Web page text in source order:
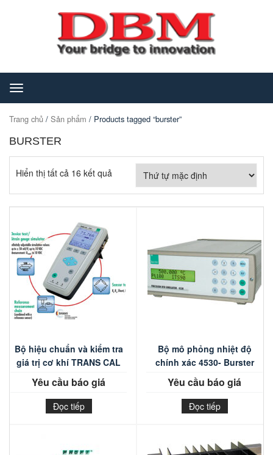
Toggle
navigation
Trang chủ / Sản phẩm / Products tagged “burster”
BURSTER
Hiển thị tất cả 16 kết quả
Bộ hiệu chuẩn và kiểm tra
giá trị cơ khí TRANS CAL
7281 – Burster
Yêu cầu báo giá
Đọc tiếp
Bộ mô phỏng nhiệt độ
chính xác 4530- Burster
Yêu cầu báo giá
Đọc tiếp